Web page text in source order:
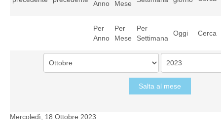
Per
Anno
Per
Mese
Per
Settimana
Oggi Cerca
Salta al mese
Mercoledì, 18 Ottobre 2023